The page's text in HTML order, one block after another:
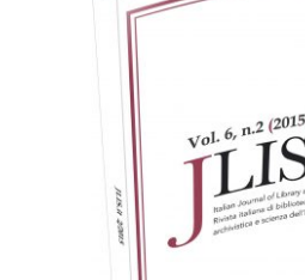
Cartaceo
25,00€